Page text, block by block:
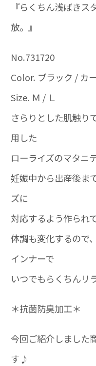
『らくちん浅ばき
放。』
No.731720
Color. ブラック / カ
Size. Ｍ / Ｌ
さらりとした肌触り
用した
ローライズのマタニ
妊娠中から出産後ま
ズに
対応するよう作られ
体調も変化するので
インナーで
いつでもらくちんリ
＊抗菌防臭加工＊
今回ご紹介しました
す♪